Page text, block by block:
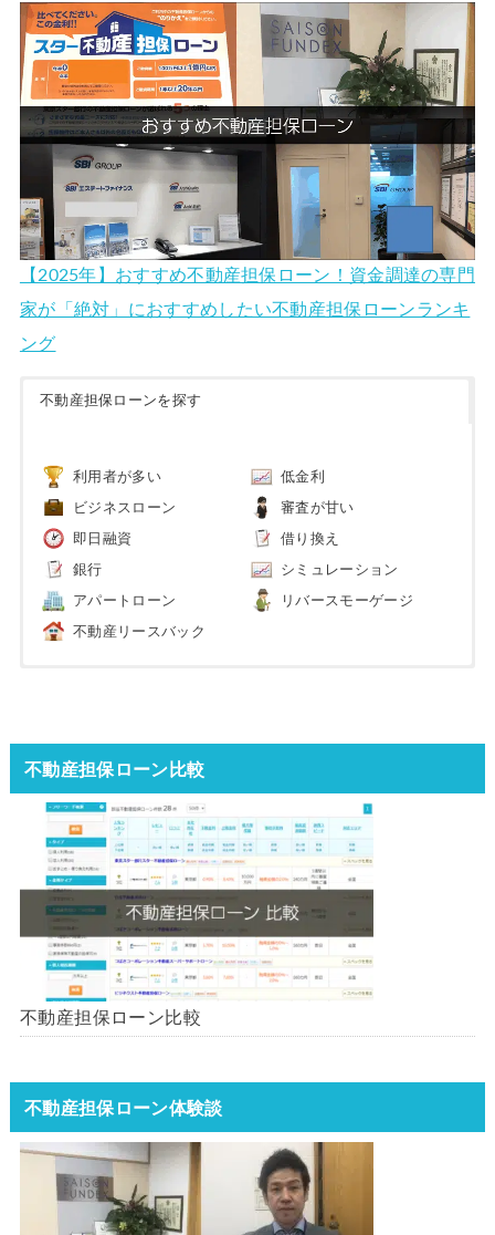
【2025年】おすすめ不動産担保ローン！資金調達の専門
家が「絶対」におすすめしたい不動産担保ローンランキ
ング
不動産担保ローンを探す
利用者が多い 低金利
ビジネスローン 審査が甘い
即日融資 借り換え
銀行 シミュレーション
アパートローン リバースモーゲージ
不動産リースバック
不動産担保ローン比較
不動産担保ローン比較
不動産担保ローン体験談